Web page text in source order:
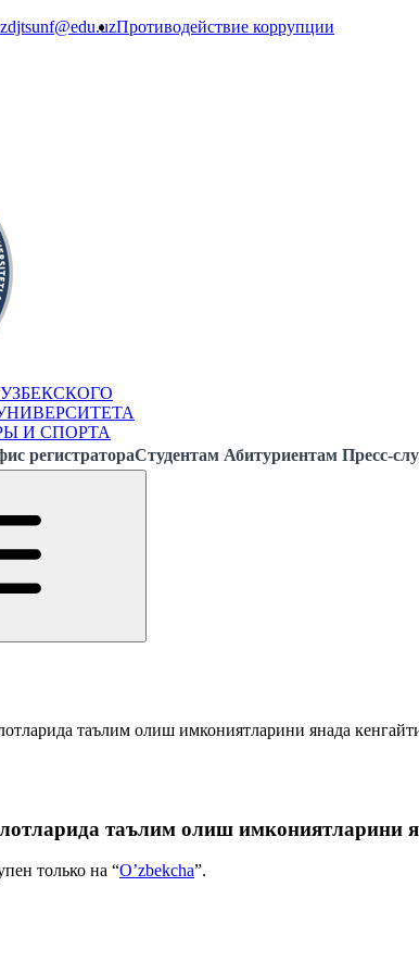
Противодействие коррупции
И СПОРТА
регистратораСтудентам Абитуриентам Пресс-
таълим олиш имкониятларини янада
таълим олиш имкониятларини
только на “O’zbekcha”.